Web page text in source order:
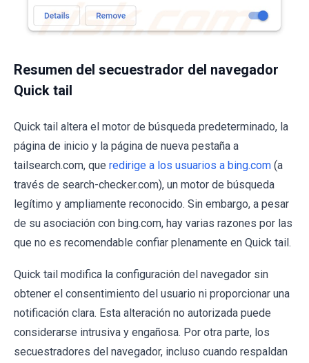
Resumen del secuestrador del navegador
Quick tail
Quick tail altera el motor de búsqueda predeterminado, la
página de inicio y la página de nueva pestaña a
tailsearch.com, que redirige a los usuarios a bing.com (a
través de search-checker.com), un motor de búsqueda
legítimo y ampliamente reconocido. Sin embargo, a pesar
de su asociación con bing.com, hay varias razones por las
que no es recomendable confiar plenamente en Quick tail.
Quick tail modifica la configuración del navegador sin
obtener el consentimiento del usuario ni proporcionar una
notificación clara. Esta alteración no autorizada puede
considerarse intrusiva y engañosa. Por otra parte, los
secuestradores del navegador, incluso cuando respaldan